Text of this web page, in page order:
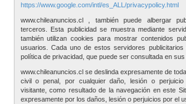
https://www.google.com/intl/es_ALL/privacypolicy.html
www.chileanuncios.cl , también puede albergar
terceros. Esta publicidad se muestra mediante
también utilizan cookies para mostrar contenidos
usuarios. Cada uno de estos servidores
política de privacidad, que puede ser consultada en sus
www.chileanuncios.cl se deslinda expresamente de
civil o penal, por cualquier daño, lesión o
visitante, como resultado de la navegación en este
expresamente por los daños, lesión o perjuicios por el